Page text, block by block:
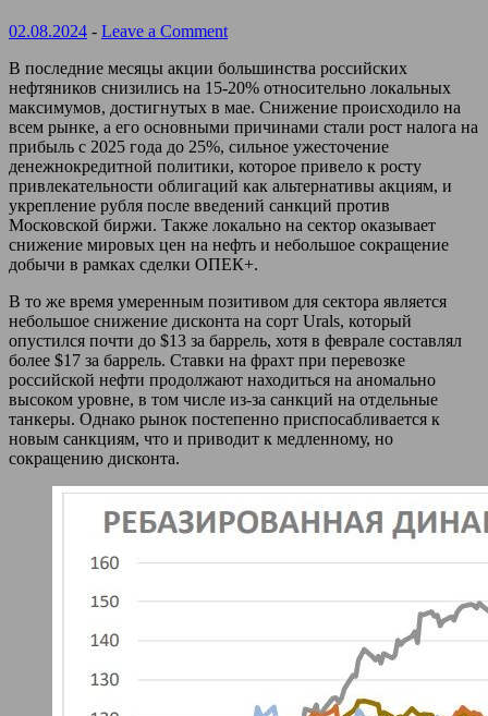
02.08.2024 - Leave a Comment
В последние месяцы акции большинства российских
нефтяников снизились на 15-20% относительно локальных
максимумов, достигнутых в мае. Снижение происходило на
всем рынке, а его основными причинами стали рост налога на
прибыль с 2025 года до 25%, сильное ужесточение
денежнокредитной политики, которое привело к росту
привлекательности облигаций как альтернативы акциям, и
укрепление рубля после введений санкций против
Московской биржи. Также локально на сектор оказывает
снижение мировых цен на нефть и небольшое сокращение
добычи в рамках сделки ОПЕК+.
В то же время умеренным позитивом для сектора является
небольшое снижение дисконта на сорт Urals, который
опустился почти до $13 за баррель, хотя в феврале составлял
более $17 за баррель. Ставки на фрахт при перевозке
российской нефти продолжают находиться на аномально
высоком уровне, в том числе из-за санкций на отдельные
танкеры. Однако рынок постепенно приспосабливается к
новым санкциям, что и приводит к медленному, но
сокращению дисконта.